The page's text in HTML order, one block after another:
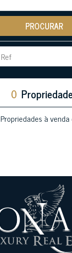
PROCURAR
0
Propriedades à